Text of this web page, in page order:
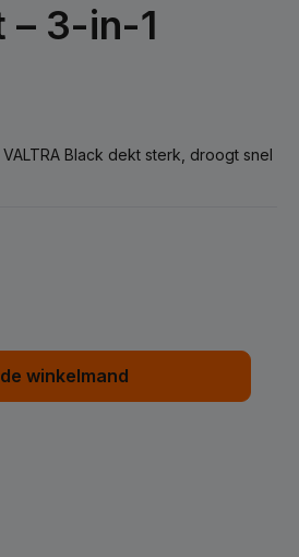
– 3-in-1
Black dekt sterk, droogt snel
hoeveelheid in
winkelmand